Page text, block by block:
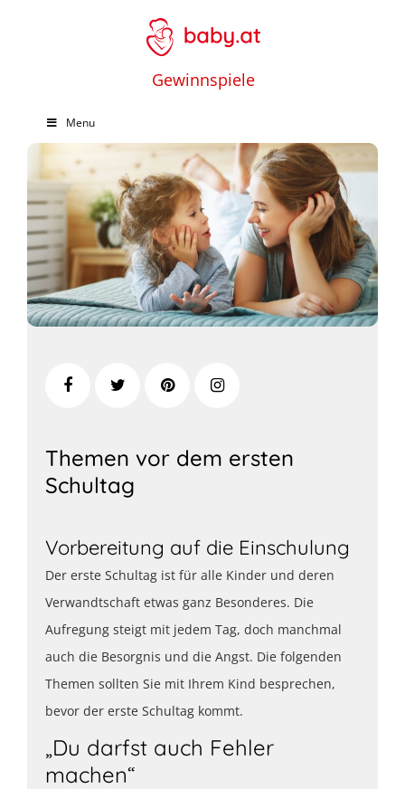
Gewinnspiele
Menu
Themen vor dem ersten
Schultag
Vorbereitung auf die Einschulung
Der erste Schultag ist für alle Kinder und deren
Verwandtschaft etwas ganz Besonderes. Die
Aufregung steigt mit jedem Tag, doch manchmal
auch die Besorgnis und die Angst. Die folgenden
Themen sollten Sie mit Ihrem Kind besprechen,
bevor der erste Schultag kommt.
„Du darfst auch Fehler
machen“